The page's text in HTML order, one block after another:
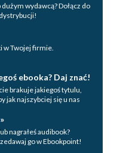
wydawcą? Dołącz do
w Twojej firmie.
ebooka? Daj znać!
brakuje jakiegoś tytulu,
jak najszybciej się u nas
nagrałeś audibook?
go w Ebookpoint!